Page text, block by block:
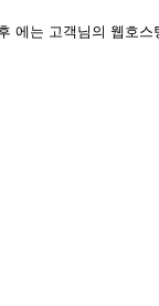
에는 고객님의 웹호스